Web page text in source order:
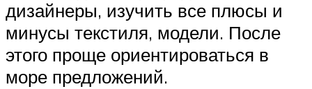
дизайнеры, изучить все плюсы и
минусы текстиля, модели. После
этого проще ориентироваться в
море предложений.